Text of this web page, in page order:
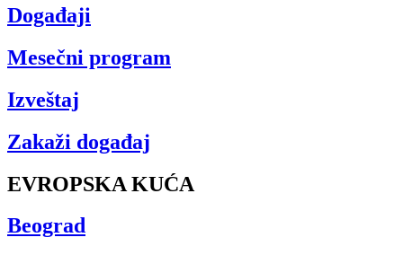
Događaji
Mesečni program
Izveštaj
Zakaži događaj
EVROPSKA KUĆA
Beograd